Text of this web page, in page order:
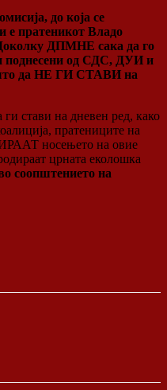
до која се
е пратеникот Владо
ДПМНЕ сака да го
поднесени од СДС, ДУИ и
да НЕ ГИ СТАВИ на
стави на дневен ред, како
пратениците на
носењето на овие
црната еколошка
соопштението на